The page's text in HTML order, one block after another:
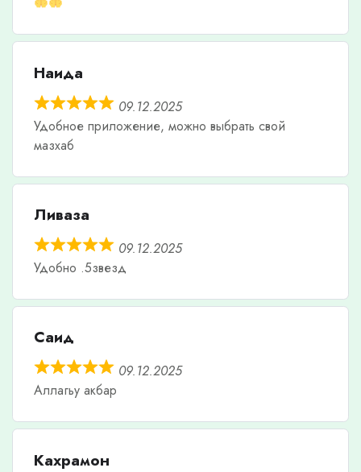
Наида
09.12.2025
Удобное приложение, можно выбрать свой
мазхаб
Ливаза
09.12.2025
Удобно .5звезд
Саид
09.12.2025
Аллагьу акбар
Кахрамон